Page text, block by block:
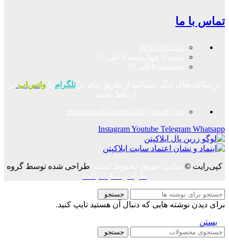
تماس با ما
در ساعت‌های دیگر،میتوانید از طریق پیام درتلگرام یاواتس‌اپ
InstagramYoutube Telegram Whatsapp
کپی‌رایت ©
طراحی شده توسط گروه
جستجو
برای دیدن نوشته هایی که دنبال آن هستید تایپ کنید.
بستن
جستجو